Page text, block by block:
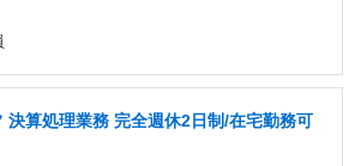
決算処理業務 完全週休2日制/在宅勤務可